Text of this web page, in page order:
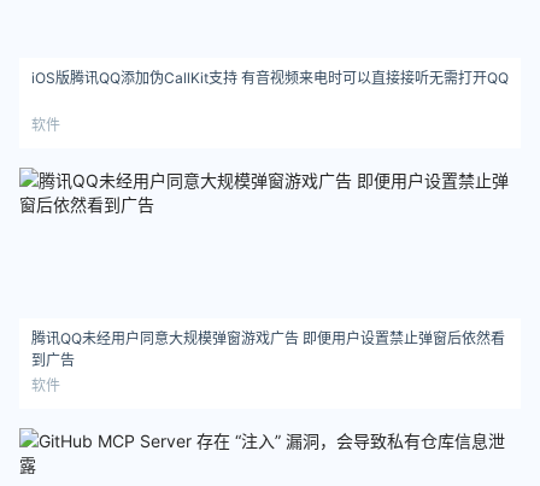
iOS版腾讯QQ添加伪CallKit支持 有音视频来电时可以直接接听无需打开QQ
软件
腾讯QQ未经用户同意大规模弹窗游戏广告 即便用户设置禁止弹窗后依然看
到广告
软件